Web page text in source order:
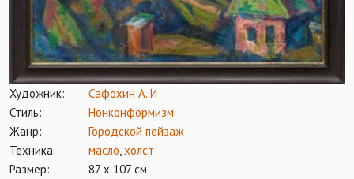
Художник:
Сафохин А. И
Стиль:
Нонконформизм
Жанр:
Городской пейзаж
Техника:
масло холст
Размер:
87 х 107 см